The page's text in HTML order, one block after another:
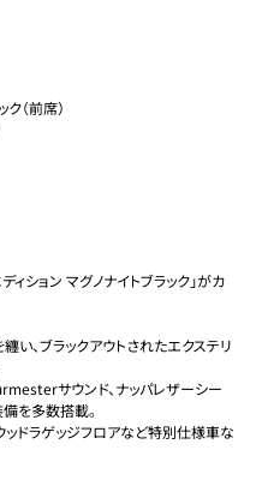
（前席）
ション マグノナイトブラック」がカ
い、ブラックアウトされたエクステリ
サウンド、ナッパレザーシー
備を多数搭載。
ッドラゲッジフロアなど特別仕様車な